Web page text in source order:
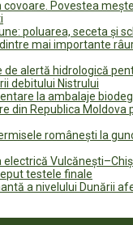
covoare. Povestea
poluarea, seceta și
mai importante
de alertă hidrologică
debitului Nistrului
la ambalaje
din Republica Moldova
românești la
electrică
testele finale
a nivelului Dunării